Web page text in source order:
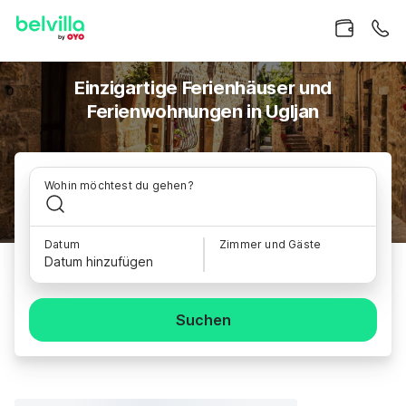
Einzigartige Ferienhäuser und
Ferienwohnungen in Ugljan
Wohin möchtest du gehen?
Datum
Datum hinzufügen
Zimmer und Gäste
Suchen